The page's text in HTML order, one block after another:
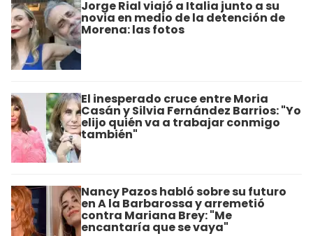
Jorge Rial viajó a Italia junto a su
novia en medio de la detención de
Morena: las fotos
El inesperado cruce entre Moria
Casán y Silvia Fernández Barrios: "Yo
elijo quién va a trabajar conmigo
también"
Nancy Pazos habló sobre su futuro
en A la Barbarossa y arremetió
contra Mariana Brey: "Me
encantaría que se vaya"